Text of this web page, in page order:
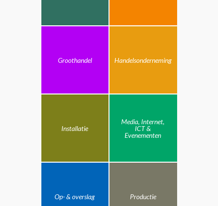
Groothandel Handelsonderneming
Installatie
Media, Internet,
ICT &
Evenementen
Op- & overslag Productie